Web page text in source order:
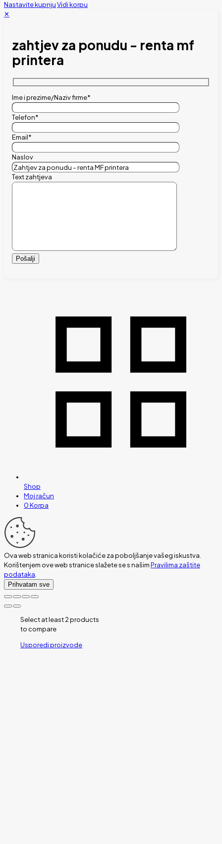
Nastavite kupnjuVidi korpu
✕
zahtjev za ponudu - renta mf
printera
Ime i prezime/Naziv firme*
Telefon*
Email*
Naslov
Text zahtjeva
Shop
Moj račun
0Korpa
Ova web stranica koristi kolačiće za poboljšanje vašeg iskustva.
Korištenjem ove web stranice slažete se s našimPravilima zaštite
podataka.
Prihvatam sve
Select at least 2 products
to compare
Usporedi proizvode